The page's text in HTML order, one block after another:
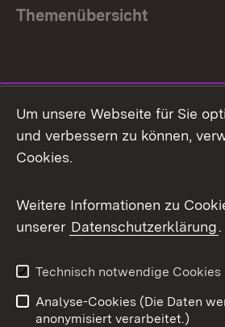
Themenübersicht
Facebook
X / Twitter
Youtube
Impressum
Um unsere Webseite für Sie
und verbessern zu können,
Cookies.
Weitere Informationen zu
unserer Datenschutzerklärung.
Technisch notwendige Cookies
Analyse-Cookies (Die Daten
anonymisiert verarbeitet.)